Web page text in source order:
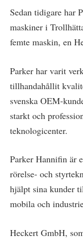
Sedan tidigare har
maskiner i
femte maskin, en
Parker har varit
tillhandahållit
svenska OEM-
starkt och
teknologicenter.
Parker Hannifin är
rörelse- och
hjälpt sina kunder
mobila och
Heckert GmbH,